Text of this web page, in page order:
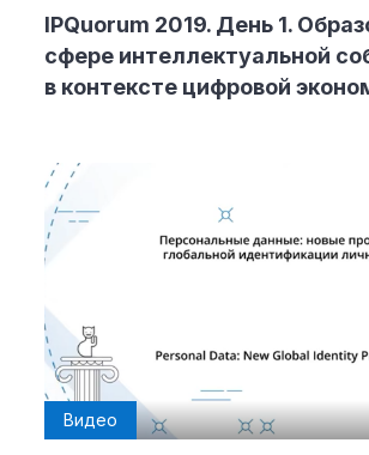
IPQuorum 2019. День 1.
сфере интеллектуальной
в контексте цифровой
Видео